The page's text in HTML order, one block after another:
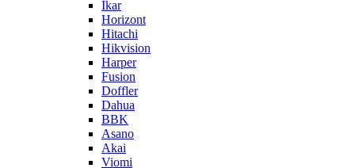
Ikar
Horizont
Hitachi
Hikvision
Harper
Fusion
Doffler
Dahua
BBK
Asano
Akai
Viomi